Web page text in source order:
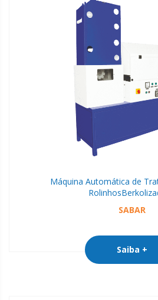
Máquina Automática de
Rolinhos
SABAR
Saiba +